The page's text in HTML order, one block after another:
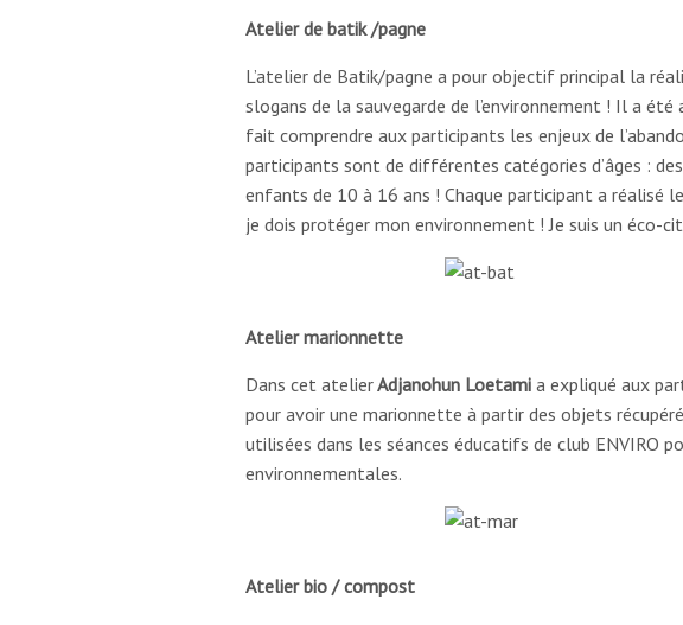
Atelier de batik /pagne
L’atelier de Batik/pagne a pour objectif principal la
slogans de la sauvegarde de l’environnement ! Il a été
fait comprendre aux participants les enjeux de
participants sont de différentes catégories d’âges :
enfants de 10 à 16 ans ! Chaque participant a réalisé
je dois protéger mon environnement ! Je suis un éco-
Atelier marionnette
Dans cet atelierAdjanohun Loetami a expliqué aux
pour avoir une marionnette à partir des objets
utilisées dans les séances éducatifs de club ENVIRO
environnementales.
Atelier bio / compost